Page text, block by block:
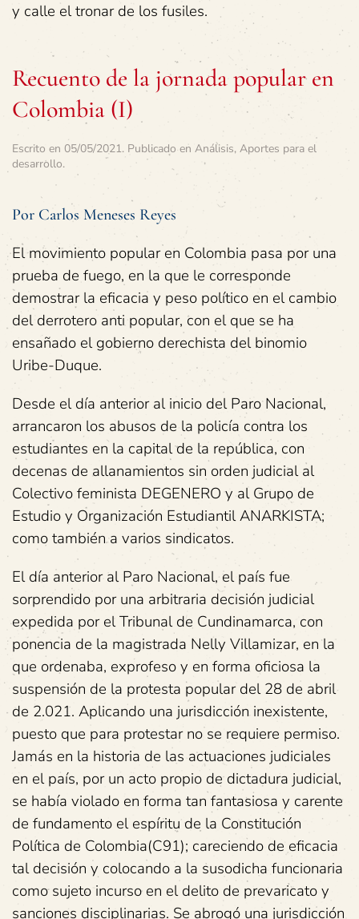
y calle el tronar de los fusiles.
Recuento de la jornada popular en
Colombia (I)
Escrito en 05/05/2021. Publicado en Análisis, Aportes para el
desarrollo.
Por Carlos Meneses Reyes
El movimiento popular en Colombia pasa por una
prueba de fuego, en la que le corresponde
demostrar la eficacia y peso político en el cambio
del derrotero anti popular, con el que se ha
ensañado el gobierno derechista del binomio
Uribe-Duque.
Desde el día anterior al inicio del Paro Nacional,
arrancaron los abusos de la policía contra los
estudiantes en la capital de la república, con
decenas de allanamientos sin orden judicial al
Colectivo feminista DEGENERO y al Grupo de
Estudio y Organización Estudiantil ANARKISTA;
como también a varios sindicatos.
El día anterior al Paro Nacional, el país fue
sorprendido por una arbitraria decisión judicial
expedida por el Tribunal de Cundinamarca, con
ponencia de la magistrada Nelly Villamizar, en la
que ordenaba, exprofeso y en forma oficiosa la
suspensión de la protesta popular del 28 de abril
de 2.021. Aplicando una jurisdicción inexistente,
puesto que para protestar no se requiere permiso.
Jamás en la historia de las actuaciones judiciales
en el país, por un acto propio de dictadura judicial,
se había violado en forma tan fantasiosa y carente
de fundamento el espíritu de la Constitución
Política de Colombia(C91); careciendo de eficacia
tal decisión y colocando a la susodicha funcionaria
como sujeto incurso en el delito de prevaricato y
sanciones disciplinarias. Se abrogó una jurisdicción